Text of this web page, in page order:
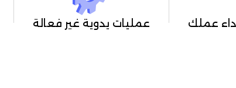
عملك عمليات يدوية غير فعالة